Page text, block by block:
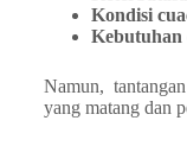
Kondisi
Kebutuhan
Namun,
yang matang dan